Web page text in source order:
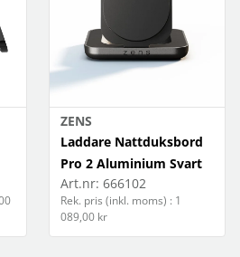
ZENS
Laddare Nattduksbord
Pro 2 Aluminium Svart
Art.nr: 666102
Rek. pris (inkl. moms) : 1
089,00 kr